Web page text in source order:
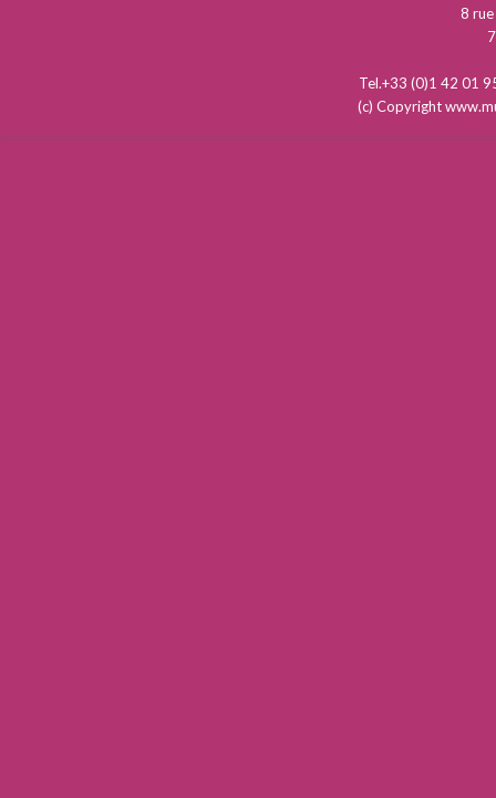
8
Tel.+33 (0)1 42 01
(c) Copyright